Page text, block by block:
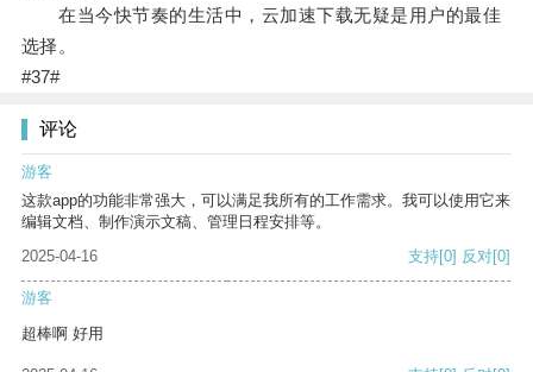
在当今快节奏的生活中，云加速下载无疑是用户的最佳
选择。
#37#
评论
游客
这款app的功能非常强大，可以满足我所有的工作需求。我可以使用它来
编辑文档、制作演示文稿、管理日程安排等。
2025-04-16
支持[0] 反对[0]
游客
超棒啊 好用